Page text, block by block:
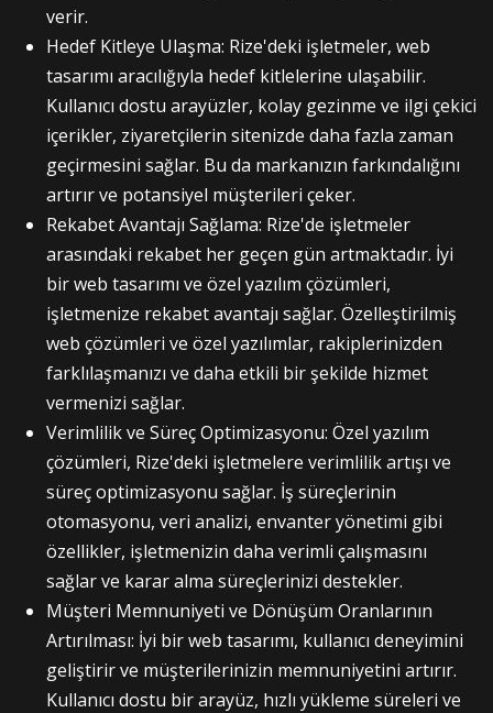
verir.
Hedef Kitleye Ulaşma: Rize'deki işletmeler, web
tasarımı aracılığıyla hedef kitlelerine ulaşabilir.
Kullanıcı dostu arayüzler, kolay gezinme ve ilgi çekici
içerikler, ziyaretçilerin sitenizde daha fazla zaman
geçirmesini sağlar. Bu da markanızın farkındalığını
artırır ve potansiyel müşterileri çeker.
Rekabet Avantajı Sağlama: Rize'de işletmeler
arasındaki rekabet her geçen gün artmaktadır. İyi
bir web tasarımı ve özel yazılım çözümleri,
işletmenize rekabet avantajı sağlar. Özelleştirilmiş
web çözümleri ve özel yazılımlar, rakiplerinizden
farklılaşmanızı ve daha etkili bir şekilde hizmet
vermenizi sağlar.
Verimlilik ve Süreç Optimizasyonu: Özel yazılım
çözümleri, Rize'deki işletmelere verimlilik artışı ve
süreç optimizasyonu sağlar. İş süreçlerinin
otomasyonu, veri analizi, envanter yönetimi gibi
özellikler, işletmenizin daha verimli çalışmasını
sağlar ve karar alma süreçlerinizi destekler.
Müşteri Memnuniyeti ve Dönüşüm Oranlarının
Artırılması: İyi bir web tasarımı, kullanıcı deneyimini
geliştirir ve müşterilerinizin memnuniyetini artırır.
Kullanıcı dostu bir arayüz, hızlı yükleme süreleri ve